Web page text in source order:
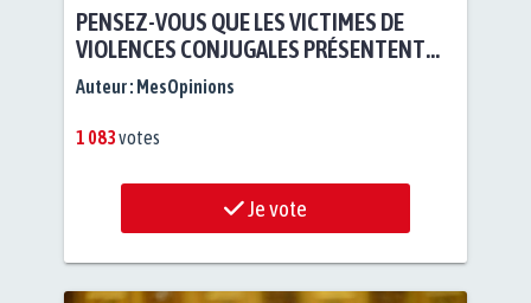
PENSEZ-VOUS QUE LES VICTIMES DE
VIOLENCES CONJUGALES PRÉSENTENT
UN DÉFAUT DE PRISE EN CHARGE DE LA
PART DES SERVICES DE POLICE ?
Auteur : MesOpinions
1 083votes
Je vote